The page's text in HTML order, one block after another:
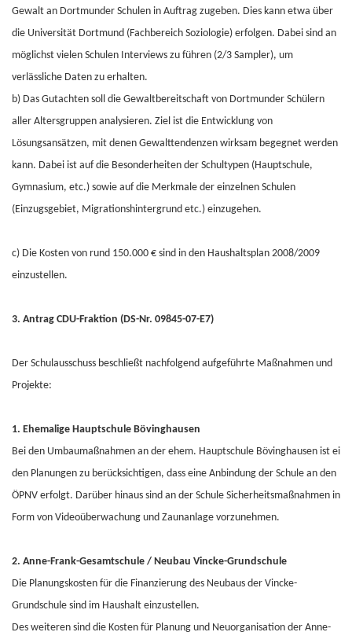
Gewalt an Dortmunder Schulen in Auftrag zugeben. Dies kann etwa über
die Universität Dortmund (Fachbereich Soziologie) erfolgen. Dabei sind an
möglichst vielen Schulen Interviews zu führen (2/3 Sampler), um
verlässliche Daten zu erhalten.
b) Das Gutachten soll die Gewaltbereitschaft von Dortmunder Schülern
aller Altersgruppen analysieren. Ziel ist die Entwicklung von
Lösungsansätzen, mit denen Gewalttendenzen wirksam begegnet werden
kann. Dabei ist auf die Besonderheiten der Schultypen (Hauptschule,
Gymnasium, etc.) sowie auf die Merkmale der einzelnen Schulen
(Einzugsgebiet, Migrationshintergrund etc.) einzugehen.
c) Die Kosten von rund 150.000 € sind in den Haushaltsplan 2008/2009
einzustellen.
3. Antrag CDU-Fraktion (DS-Nr. 09845-07-E7)
Der Schulausschuss beschließt nachfolgend aufgeführte Maßnahmen und
Projekte:
1. Ehemalige Hauptschule Bövinghausen
Bei den Umbaumaßnahmen an der ehem. Hauptschule Bövinghausen ist ei
den Planungen zu berücksichtigen, dass eine Anbindung der Schule an den
ÖPNV erfolgt. Darüber hinaus sind an der Schule Sicherheitsmaßnahmen in
Form von Videoüberwachung und Zaunanlage vorzunehmen.
2. Anne-Frank-Gesamtschule / Neubau Vincke-Grundschule
Die Planungskosten für die Finanzierung des Neubaus der Vincke-
Grundschule sind im Haushalt einzustellen.
Des weiteren sind die Kosten für Planung und Neuorganisation der Anne-